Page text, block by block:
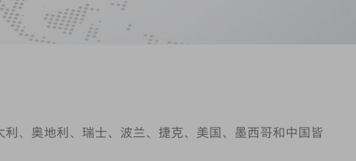
、奥地利、瑞士、波兰、捷克、美国、墨西哥和中国皆